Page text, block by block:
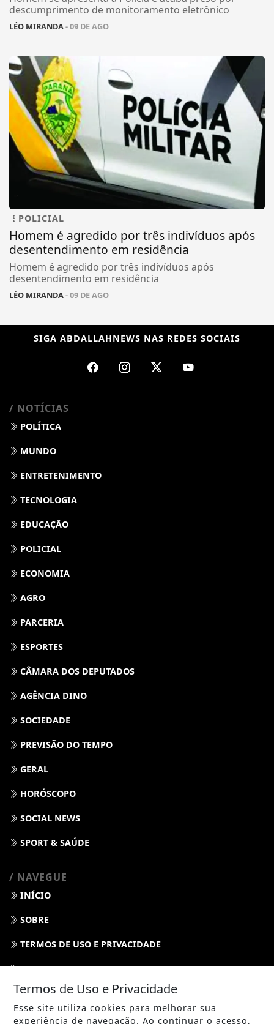
descumprimento de monitoramento eletrônico
LÉO MIRANDA- 09 DE AGO
POLICIAL
Homem é agredido por três indivíduos após
desentendimento em residência
Homem é agredido por três indivíduos após
desentendimento em residência
LÉO MIRANDA- 09 DE AGO
SIGA ABDALLAHNEWS NAS REDES SOCIAIS
/ NOTÍCIAS
POLÍTICA
MUNDO
ENTRETENIMENTO
TECNOLOGIA
EDUCAÇÃO
POLICIAL
ECONOMIA
AGRO
PARCERIA
ESPORTES
CÂMARA DOS DEPUTADOS
AGÊNCIA DINO
SOCIEDADE
PREVISÃO DO TEMPO
GERAL
HORÓSCOPO
SOCIAL NEWS
SPORT & SAÚDE
/ NAVEGUE
INÍCIO
SOBRE
TERMOS DE USO E PRIVACIDADE
FAQ
CONTATO
Termos de Uso e Privacidade
Esse site utiliza cookies para melhorar sua
experiência de navegação. Ao continuar o acesso,